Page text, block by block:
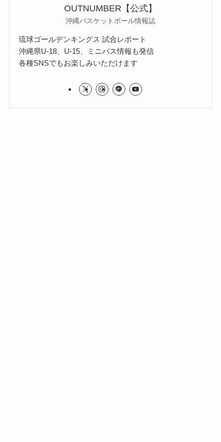
OUTNUMBER【公式】
沖縄バスケットボール情報誌
琉球ゴールデンキングス 試合レポート
沖縄県U-18、U-15、ミニバス情報も発信
各種SNSでもお楽しみいただけます